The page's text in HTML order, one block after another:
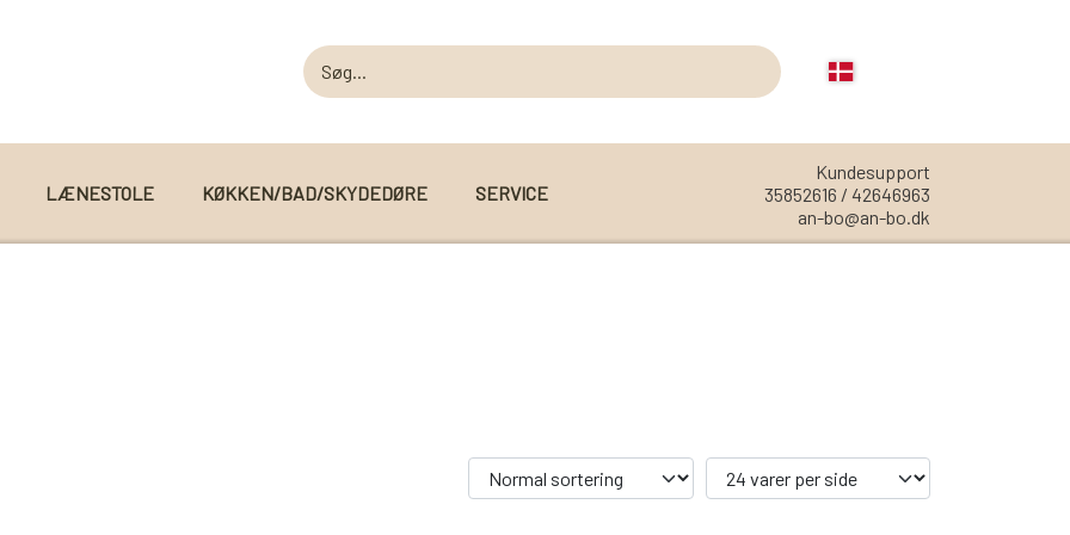
REOL BASIC
REOLER/OPBEVARING
LÆNESTOLE KØKKEN/BAD/SKYDEDØRE SERVICE
Kundesupport
35852616 / 42646963
an-bo@an-bo.dk